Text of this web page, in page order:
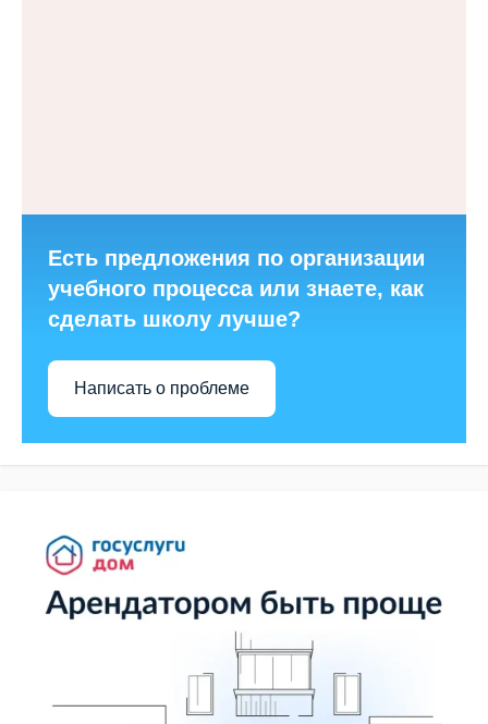
Есть предложения по организации
учебного процесса или знаете, как
сделать школу лучше?
Написать о проблеме